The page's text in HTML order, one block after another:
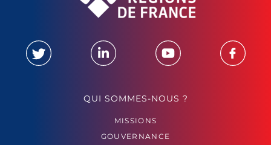
QUI SOMMES-NOUS ?
MISSIONS
GOUVERNANCE